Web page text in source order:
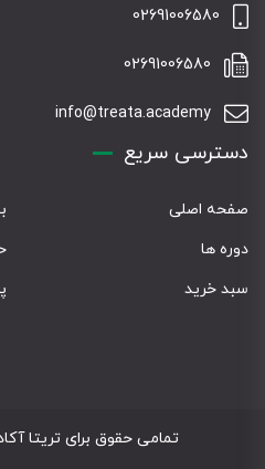
02691006580
02691006580
info@treata.academy
دسترسی سریع
صفحه اصلی
دوره ها
سبد خرید
تمامی حقوق برای تریتا